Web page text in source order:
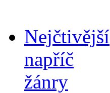
Nejčtivější
napříč
žánry